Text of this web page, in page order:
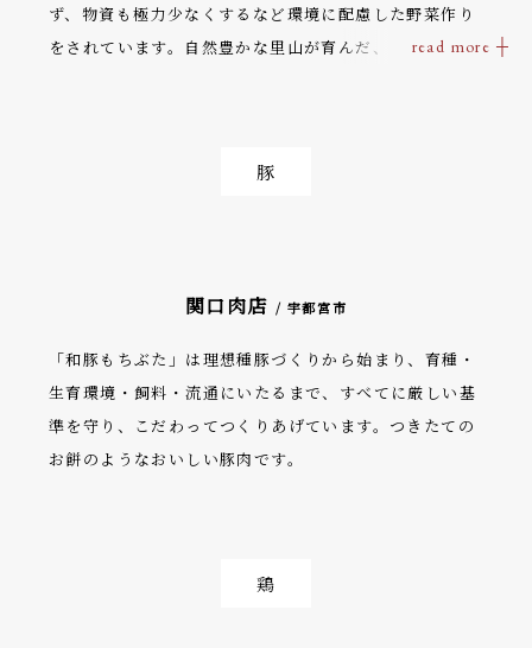
ず、物資も極力少なくするなど環境に配慮した野菜作り
をされています。自然豊かな里山が育んだ、移ろう季節
豚
関口肉店 / 宇都宮市
「和豚もちぶた」は理想種豚づくりから始まり、育種・
生育環境・飼料・流通にいたるまで、すべてに厳しい基
準を守り、こだわってつくりあげています。つきたての
お餅のようなおいしい豚肉です。
鶏